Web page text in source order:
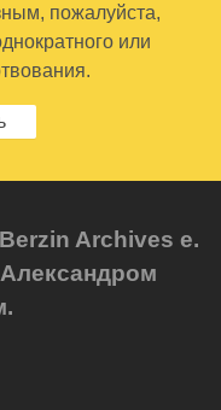
пожалуйста,
или
Archives e.